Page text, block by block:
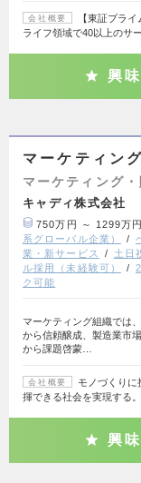
会社概要
【東証プラ
ライフ領域で40以上のサ
興
マーケティン
マーケティング
キャディ株式会社
750万円 ～ 1299万円
系グローバル企業）
業・新サービス
土日
ル採用（未経験可）
ク可能
マーケティング組織では
から信頼醸成、製造業市
から課題啓蒙…
会社概要
モノづくりに
揮できる社会を実現する
興